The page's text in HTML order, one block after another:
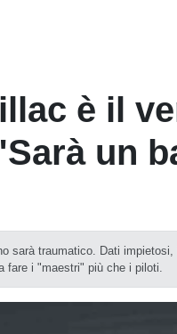
è il
un
sarà traumatico. Dati
fare i "maestri" più che i piloti.